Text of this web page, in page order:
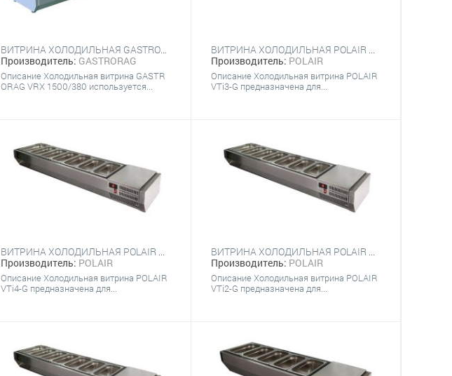
ВИТРИНА ХОЛОДИЛЬНАЯ GASTRORAG VRX 1500/380
Производитель: GASTRORAG
Описание Холодильная витрина GASTR
ORAG VRX 1500/380 используется...
ВИТРИНА ХОЛОДИЛЬНАЯ POLAIR VTI3-G (5Х GN 1/3)
Производитель: POLAIR
Описание Холодильная витрина POLAIR
VTi3-G предназначена для...
ВИТРИНА ХОЛОДИЛЬНАЯ POLAIR VTI4-G (9Х GN 1/4) С КРЫШКОЙ
Производитель: POLAIR
Описание Холодильная витрина POLAIR
VTi4-G предназначена для...
ВИТРИНА ХОЛОДИЛЬНАЯ POLAIR VTI2-G (3Х GN 1/3)
Производитель: POLAIR
Описание Холодильная витрина POLAIR
VTi2-G предназначена для...